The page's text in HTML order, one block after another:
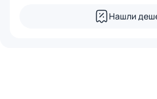
Нашли